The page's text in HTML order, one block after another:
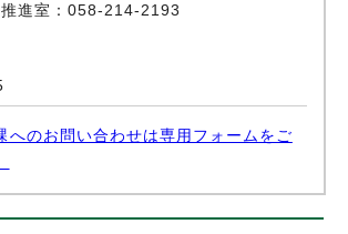
進室：058-214-2193
へのお問い合わせは専用フォームをご